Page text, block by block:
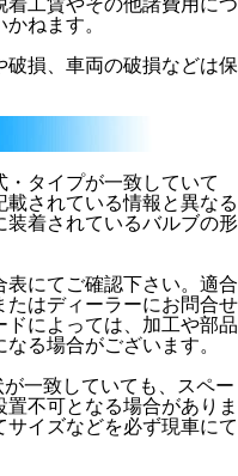
工賃やその他諸費用につ
ねます。
損、車両の破損などは保
タイプが一致していて
されている情報と異なる
着されているバルブの形
にてご確認下さい。適合
はディーラーにお問合せ
によっては、加工や部品
る場合がございます。
一致していても、スペー
不可となる場合がありま
イズなどを必ず現車にて